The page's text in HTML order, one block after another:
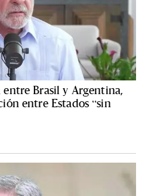
Brasil y Argentina,
entre Estados “sin